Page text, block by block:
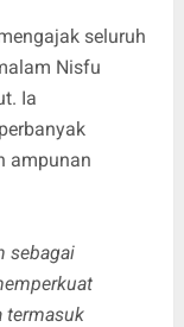
seluruh
Nisfu
Ia
ampunan
sebagai
termasuk